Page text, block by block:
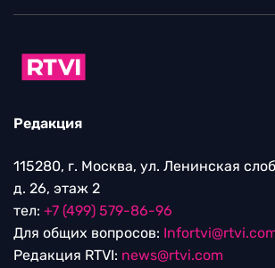
Редакция
115280, г. Москва, ул. Ленинская
д. 26, этаж 2
тел: +7 (499) 579-86-96
Для общих вопросов:
Редакция RTVI: news@rtvi.com